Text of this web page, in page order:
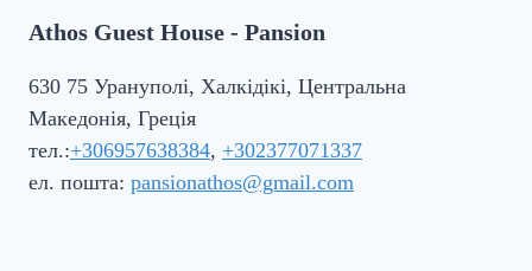
Athos Guest House - Pansion
630 75 Урануполі, Халкідікі, Центральна
Македонія, Греція
тел.:+306957638384, +302377071337
ел. пошта: pansionathos@gmail.com